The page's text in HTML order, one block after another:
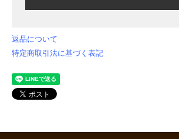
返品について
特定商取引法に基づく表記